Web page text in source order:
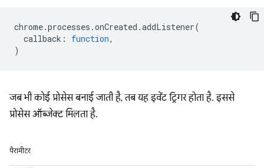
chrome.processes .onCreated .addListener(
callback : function,
)
जब भी कोई प्रोसेस बनाई जाती है, तब यह इवेंट ट्रिगर होता है. इससे
प्रोसेस ऑब्जेक्ट मिलता है.
पैरामीटर